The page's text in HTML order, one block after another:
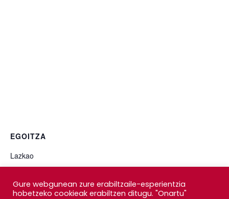
EGOITZA
Lazkao
Lazkao, Gipuzkoa + Google Map
Gure webgunean zure erabiltzaile-esperientzia
hobetzeko cookieak erabiltzen ditugu. "Onartu"